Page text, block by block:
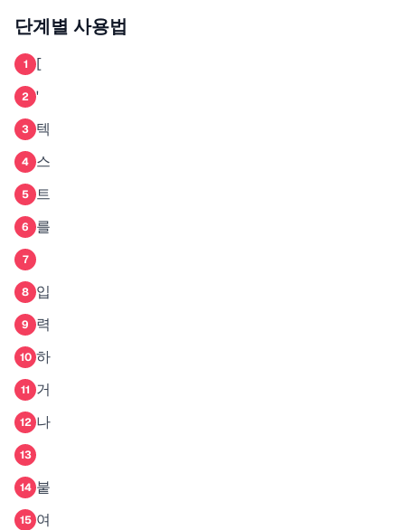
단계별 사용법
1 [
2 '
3 텍
4 스
5 트
6 를
7
8 입
9 력
10 하
11 거
12 나
13
14 붙
15 여